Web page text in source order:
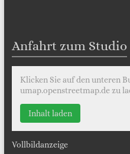
Anfahrt zum Studio
Klicken Sie auf den unteren
umap.openstreetmap.de zu
Inhalt laden
Vollbildanzeige